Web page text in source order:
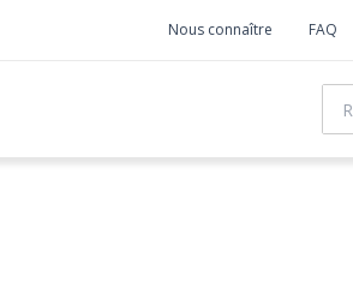
Nous connaître FAQ